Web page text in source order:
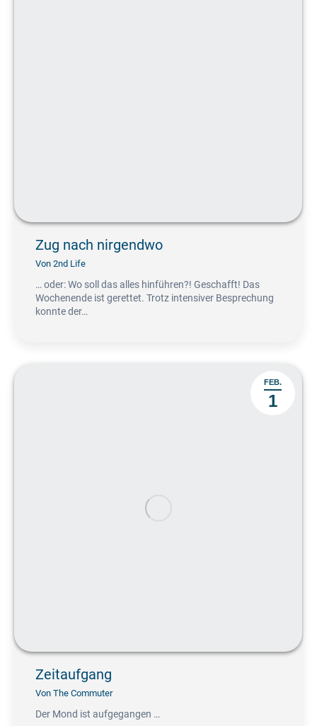
Zug nach nirgendwo
Von 2nd Life
… oder: Wo soll das alles hinführen?! Geschafft! Das
Wochenende ist gerettet. Trotz intensiver Besprechung
konnte der…
FEB.
1
Zeitaufgang
Von The Commuter
Der Mond ist aufgegangen …